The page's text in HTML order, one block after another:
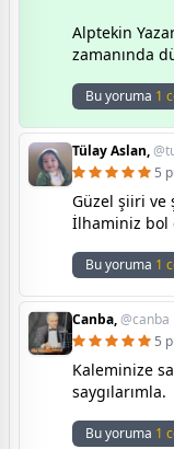
Alptekin
zamanında
Bu yoruma 1
Tülay Aslan,
5
Güzel şiiri ve
İlhaminiz bol
Bu yoruma 1
Canba,@canba
5
Kaleminize
saygılarımla.
Bu yoruma 1